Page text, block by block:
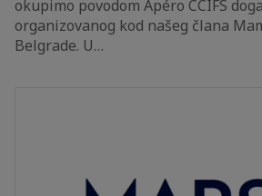
okupimo povodom Apéro CCIFS
organizovanog kod našeg člana
Belgrade. U…